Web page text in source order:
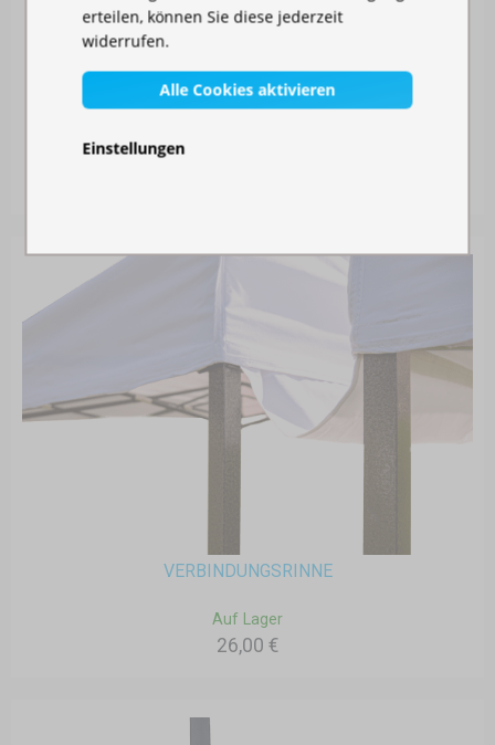
MOSKITONETZ FÜR IHREN PAVILLON
VERBINDUNGSRINNE
Auf Lager
26,00 €
erteilen, können Sie diese jederzeit
widerrufen.
Alle Cookies aktivieren
Einstellungen